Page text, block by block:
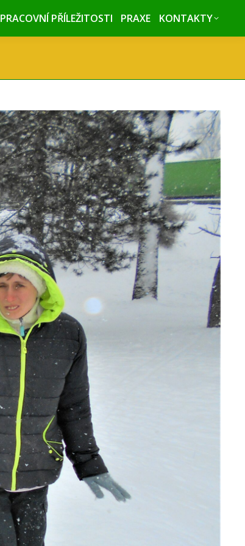
PRACOVNÍ PŘÍLEŽITOSTI PRAXE KONTAKTY
PRACOVNÍ PŘÍLEŽITOSTI PRAXE KONTAKTY